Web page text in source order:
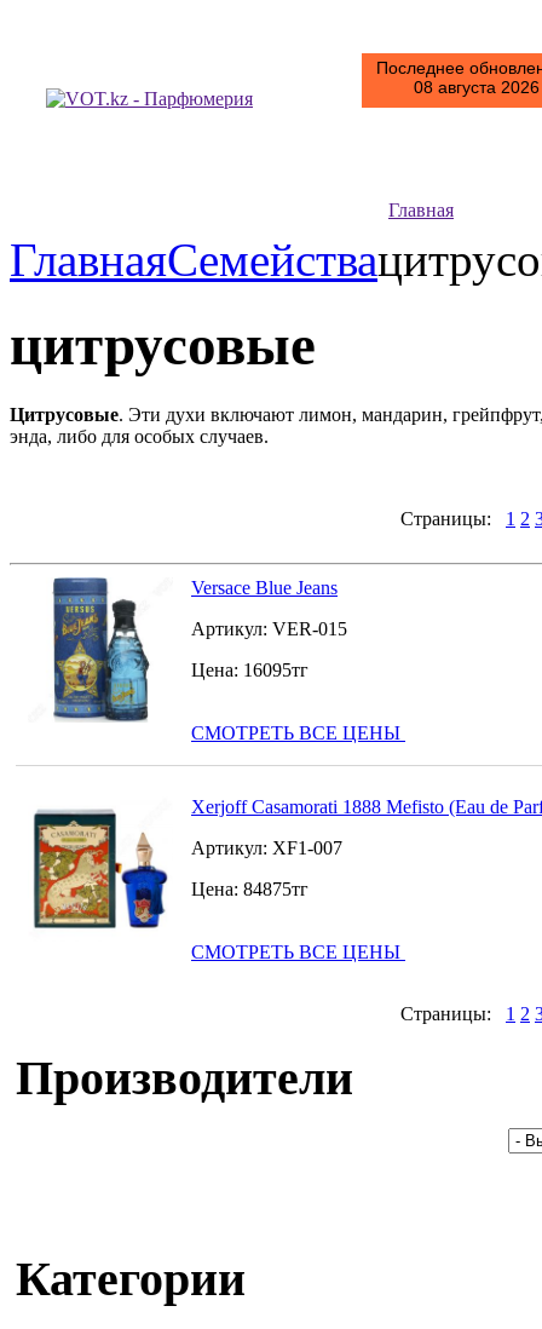
Последнее
08 августа
Главная
ГлавнаяСемейства
цитрусовые
Цитрусовые. Эти духи включают лимон, мандарин,
энда, либо для особых случаев.
Страницы: 1 2
Versace Blue Jeans
Артикул: VER-015
Цена: 16095тг
СМОТРЕТЬ ВСЕ ЦЕНЫ
Xerjoff Casamorati 1888 Mefisto (Eau de
Артикул: XF1-007
Цена: 84875тг
СМОТРЕТЬ ВСЕ ЦЕНЫ
Страницы: 1 2
Производители
Категории